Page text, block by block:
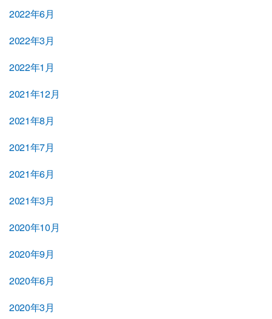
2022年6月
2022年3月
2022年1月
2021年12月
2021年8月
2021年7月
2021年6月
2021年3月
2020年10月
2020年9月
2020年6月
2020年3月